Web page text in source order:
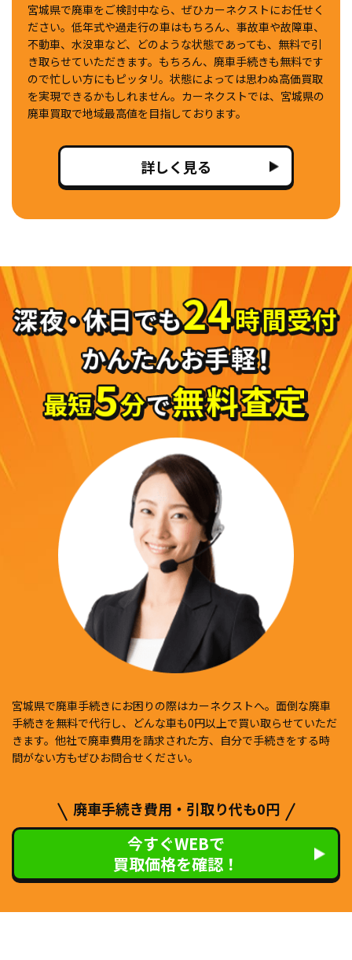
宮城県で廃車をご検討中なら、ぜひカーネクストにお任せく
ださい。低年式や過走行の車はもちろん、事故車や故障車、
不動車、水没車など、どのような状態であっても、無料で引
き取らせていただきます。もちろん、廃車手続きも無料です
ので忙しい方にもピッタリ。状態によっては思わぬ高価買取
を実現できるかもしれません。カーネクストでは、宮城県の
廃車買取で地域最高値を目指しております。
詳しく見る
宮城県で廃車手続きにお困りの際はカーネクストへ。面倒な廃車
手続きを無料で代行し、どんな車も0円以上で買い取らせていただ
きます。他社で廃車費用を請求された方、自分で手続きをする時
間がない方もぜひお問合せください。
廃車手続き費用・引取り代も0円
今すぐWEBで
買取価格を確認！